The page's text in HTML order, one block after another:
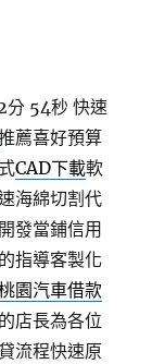
分 54秒 快速
薦喜好預算
CAD下載軟
海綿切割代
發當鋪信用
指導客製化
園汽車借款
店長為各位
流程快速原